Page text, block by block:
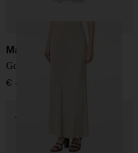
Max Mara
Gonna lunga in seta
€ 480,00